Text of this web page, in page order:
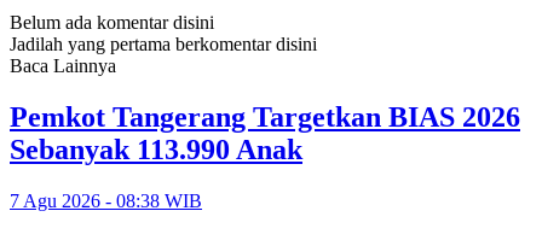
Belum ada komentar disini
Jadilah yang pertama berkomentar disini
Baca Lainnya
Pemkot Tangerang Targetkan BIAS 2026
Sebanyak 113.990 Anak
7 Agu 2026 - 08:38 WIB